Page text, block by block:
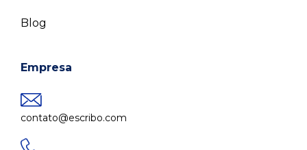
Blog
Empresa
contato@escribo.com